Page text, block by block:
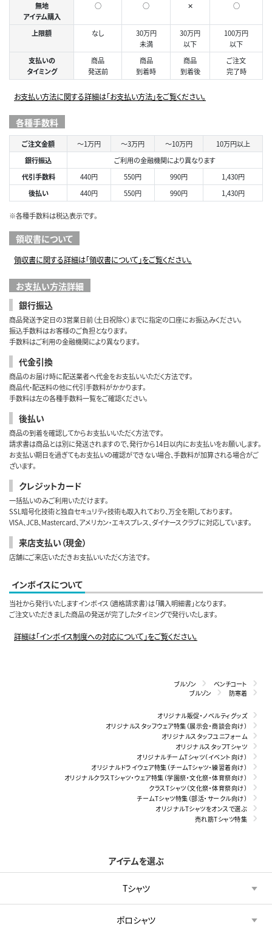
無地
アイテム購入
○ ○ ✕ ○
上限額 なし
30万円
未満
30万円
以下
100万円
以下
支払いの
タイミング
商品
発送前
商品
到着時
商品
到着後
ご注文
完了時
お支払い方法に関する詳細は「お支払い方法」をご覧ください。
各種手数料
ご注文金額 ～1万円 ～3万円 ～10万円
10万円以上
銀行振込
ご利用の金融機関により異なります
代引手数料
440円 550円 990円
1,430円
後払い
440円 550円 990円 1,430円
※各種手数料は税込表示です。
領収書について
領収書に関する詳細は「領収書について」をご覧ください。
お支払い方法詳細
銀行振込
商品発送予定日の3営業日前（土日祝除く）までに指定の口座にお振込みください。
振込手数料はお客様のご負担となります。
手数料はご利用の金融機関により異なります。
代金引換
商品のお届け時に配送業者へ代金をお支払いいただく方法です。
商品代・配送料の他に代引手数料がかかります。
手数料は左の各種手数料一覧をご確認ください。
後払い
商品の到着を確認してからお支払いいただく方法です。
請求書は商品とは別に発送されますので、発行から14日以内にお支払いをお願いします。
お支払い期日を過ぎてもお支払いの確認ができない場合、手数料が加算される場合がご
ざいます。
クレジットカード
一括払いのみご利用いただけます。
SSL暗号化技術と独自セキュリティ技術も取入れており、万全を期しております。
VISA、JCB、Mastercard、アメリカン・エキスプレス、ダイナースクラブに対応しています。
来店支払い（現金）
店舗にご来店いただきお支払いいただく方法です。
インボイスについて
当社から発行いたしますインボイス（適格請求書）は「購入明細書」となります。
ご注文いただきました商品の発送が完了したタイミングで発行いたします。
詳細は「インボイス制度への対応について」をご覧ください。
ブルゾン
ベンチコート
ブルゾン
防寒着
オリジナル販促・ノベルティグッズ
オリジナルスタッフウェア特集（展示会・商談会向け）
オリジナルスタッフユニフォーム
オリジナルスタッフTシャツ
オリジナルチームTシャツ（イベント向け）
オリジナルドライウェア特集（チームTシャツ・練習着向け）
オリジナルクラスTシャツ・ウェア特集（学園祭・文化祭・体育祭向け）
クラスTシャツ（文化祭・体育祭向け）
チームTシャツ特集（部活・サークル向け）
オリジナルTシャツをオンスで選ぶ
売れ筋Tシャツ特集
アイテムを選ぶ
Tシャツ
ポロシャツ